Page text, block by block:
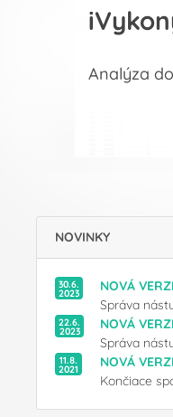
Analýza
NOVINKY
30.6.
2023
NOVÁ
Správa
22.6.
2023
NOVÁ
Správa
11.8.
2021
NOVÁ
Končiace